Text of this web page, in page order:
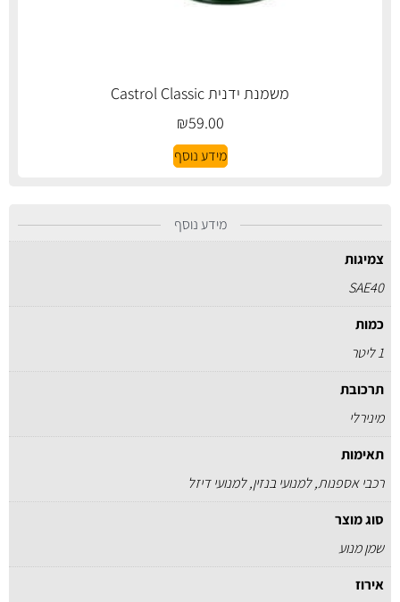
משמנת ידנית Castrol Classic
₪59.00
מידע נוסף
מידע נוסף
צמיגות
SAE40
כמות
1 ליטר
תרכובת
מינירלי
תאימות
רכבי אספנות, למנועי בנזין, למנועי דיזל
סוג מוצר
שמן מנוע
אירוז